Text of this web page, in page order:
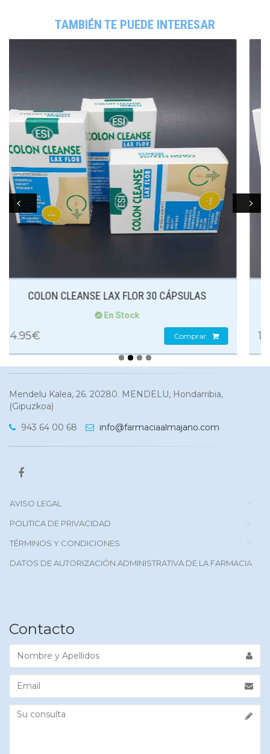
TAMBIÉN TE PUEDE INTERESAR
Comprar
COLON CLEANSE LAX DAY 30
Prev Next
Mendelu Kalea, 26. 20280. MENDELU, Hondarribia,
(Gipuzkoa)
943 64 00 68
info@farmaciaalmajano.com
AVISO LEGAL
POLITICA DE PRIVACIDAD
TÉRMINOS Y CONDICIONES
DATOS DE AUTORIZACIÓN ADMINISTRATIVA DE LA FARMACIA
Contacto
Nombre
Apellidos
Email
Su